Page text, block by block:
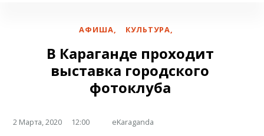
АФИША, КУЛЬТУРА,
В Караганде проходит
выставка городского
фотоклуба
2 Марта, 2020 12:00 eKaraganda